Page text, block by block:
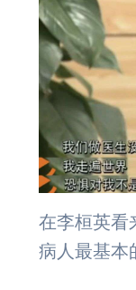
在李桓英看
病人最基本